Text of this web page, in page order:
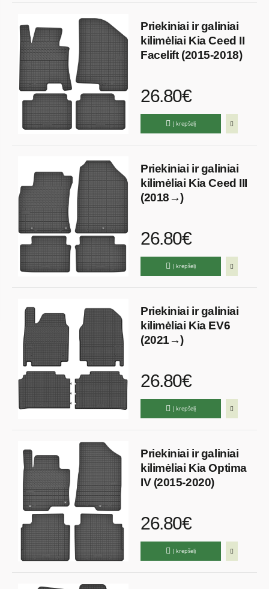
Priekiniai ir galiniai
kilimėliai Kia Ceed II
Facelift (2015-2018)
26.80€
Į krepšelį
Priekiniai ir galiniai
kilimėliai Kia Ceed III
(2018→)
26.80€
Į krepšelį
Priekiniai ir galiniai
kilimėliai Kia EV6
(2021→)
26.80€
Į krepšelį
Priekiniai ir galiniai
kilimėliai Kia Optima
IV (2015-2020)
26.80€
Į krepšelį